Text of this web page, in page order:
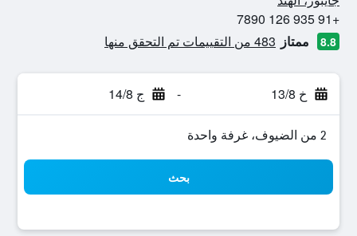
+91 935 126 7890
8.8 ممتاز 483 من التقييمات تم التحقق منها
خ 13/8 - ج 14/8
2 من الضيوف، غرفة واحدة
بحث